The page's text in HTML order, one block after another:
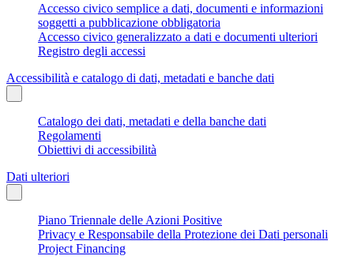
Accesso civico semplice a dati, documenti e informazioni
soggetti a pubblicazione obbligatoria
Accesso civico generalizzato a dati e documenti ulteriori
Registro degli accessi
Accessibilità e catalogo di dati, metadati e banche dati
Catalogo dei dati, metadati e della banche dati
Regolamenti
Obiettivi di accessibilità
Dati ulteriori
Piano Triennale delle Azioni Positive
Privacy e Responsabile della Protezione dei Dati personali
Project Financing